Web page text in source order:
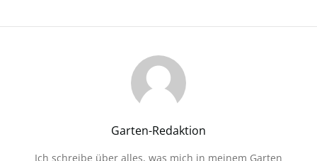
Garten-Redaktion
Ich schreibe über alles, was mich in meinem Garten